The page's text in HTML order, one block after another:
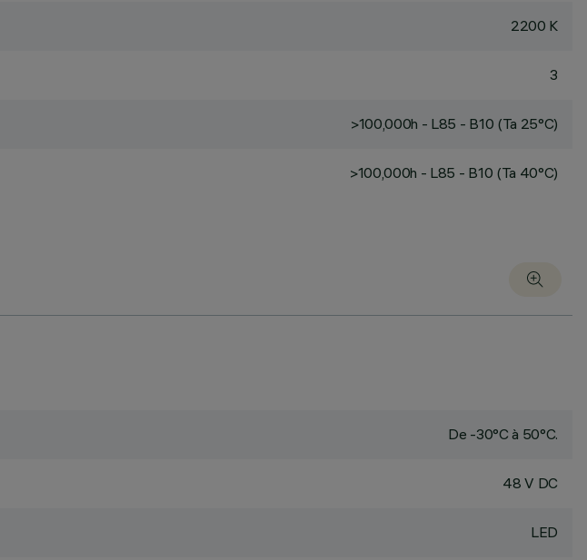
2200 K
3
>100,000h - L85 - B10 (Ta 25°C)
>100,000h - L85 - B10 (Ta 40°C)
De -30°C à 50°C.
48 V DC
LED